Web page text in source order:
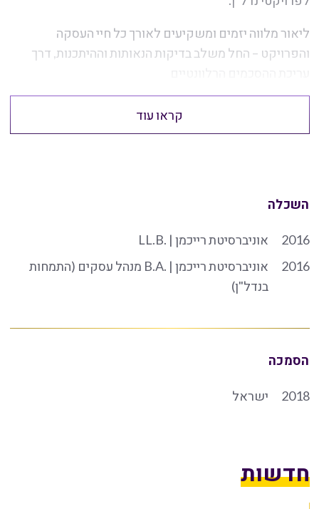
ליאור מלווה יזמים ומשקיעים לאורך כל חיי העסקה
והפרויקט – החל משלב בדיקות הנאותות וההיתכנות, דרך
קראו עוד
השכלה
2016
אוניברסיטת רייכמן | .LL.B
2016
אוניברסיטת רייכמן | .B.A מנהל עסקים (התמחות
בנדל"ן)
הסמכה
2018 ישראל
חדשות